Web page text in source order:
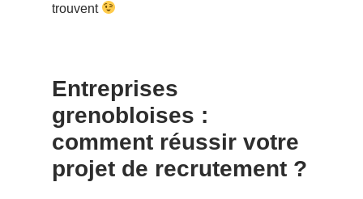
trouvent
Entreprises
grenobloises :
comment réussir votre
projet de recrutement ?